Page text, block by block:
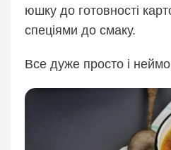
юшку до готовності
спеціями до смаку.
Все дуже просто і